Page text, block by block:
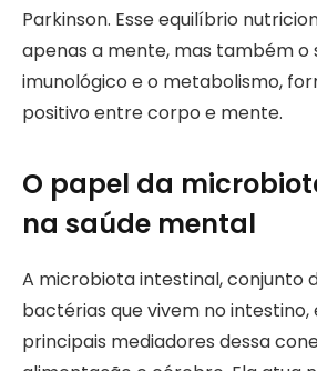
Parkinson. Esse equilíbrio
apenas a mente, mas também o
imunológico e o metabolismo,
positivo entre corpo e mente.
O papel da
na saúde mental
A microbiota intestinal, conjunto
bactérias que vivem no intestino,
principais mediadores dessa